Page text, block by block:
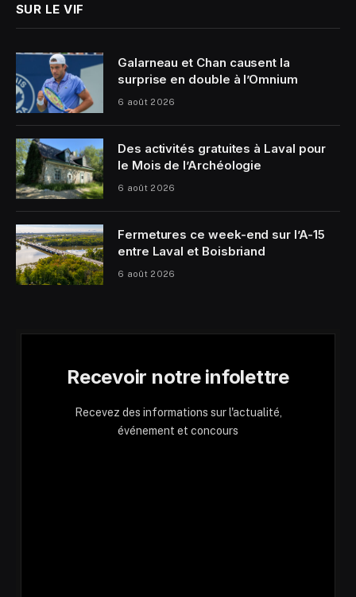
SUR LE VIF
Galarneau et Chan causent la
surprise en double à l’Omnium
6 août 2026
Des activités gratuites à Laval pour
le Mois de l’Archéologie
6 août 2026
Fermetures ce week-end sur l’A-15
entre Laval et Boisbriand
6 août 2026
Recevoir notre infolettre
Recevez des informations sur l'actualité,
événement et concours